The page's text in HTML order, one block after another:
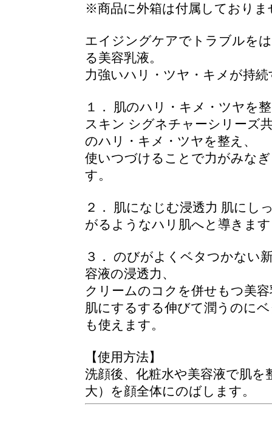
※商品に外箱は付属しており
エイジングケアでトラブルを
る美容乳液。
力強いハリ・ツヤ・キメが持
１． 肌のハリ・キメ・ツヤを
スキン シグネチャーシリーズ
のハリ・キメ・ツヤを整え、
使いつづけることで力がみな
す。
２． 肌になじむ浸透力 肌にし
がるようなハリ肌へと導きま
３． のびがよくベタつかない
容液の浸透力、
クリームのコクを併せもつ美
肌にするする伸びて潤うのに
も使えます。
【使用方法】
洗顔後、化粧水や美容液で肌
大）を顔全体にのばします。